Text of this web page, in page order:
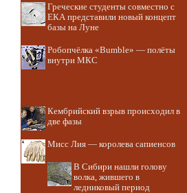
Греческие студенты совместно с
ЕКА представили новый концепт
базы на Луне
Робопчёлка «Bumble» — полёты
внутри МКС
Кембрийский взрыв происходил в
две фазы
Мисс Лия — королева сапиенсов
В Сибири нашли голову
волка, жившего в
ледниковый период